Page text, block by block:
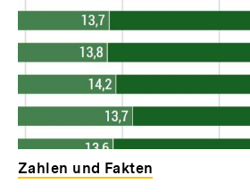
Zahlen und Fakten